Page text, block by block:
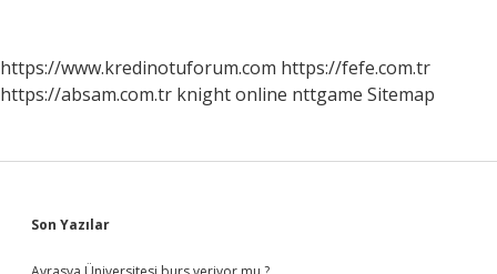
https://www.kredinotuforum.com https://fefe.com.tr
https://absam.com.tr knight online nttgame Sitemap
Sidebar
Son Yazılar